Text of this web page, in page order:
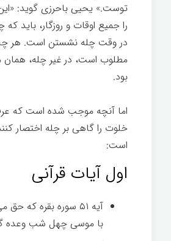
توست.» یحیی باحرزی گوید:
را جمیع اوقات و روزگار، باید
در وقت چله نشستن است. هر
مطلوب است، در غیر چله،
بود.
اما آنچه موجب شده است که
خلوت را گاهی بر چله اختصار
است:
اول آیات قرآنی
آیه ۵۱ سوره بقره که
با موسی چهل شب وعده